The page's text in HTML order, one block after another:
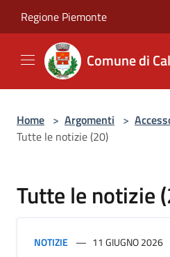
Regione Piemonte
Comune di
Home > Argomenti >
Tutte le notizie (20)
Tutte le notizie
NOTIZIE 11 GIUGNO 2026